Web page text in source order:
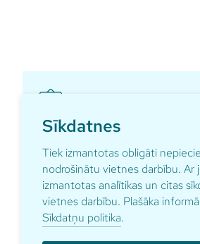
Sīkdatnes
Tiek izmantotas obligāti
nodrošinātu vietnes darbību. Ar
izmantotas analītikas un citas
vietnes darbību. Plašāka
Sīkdatņu politika.
Pieraksties ikmēneša
Adrese